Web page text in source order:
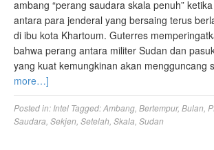
ambang “perang saudara skala penuh”
antara para jenderal yang bersaing terus
di ibu kota Khartoum. Guterres
bahwa perang antara militer Sudan dan
yang kuat kemungkinan akan mengguncang
more…]
Posted in: Intel Tagged:Ambang Bertempur, Bulan
Saudara Sekjen Setelah Skala Sudan